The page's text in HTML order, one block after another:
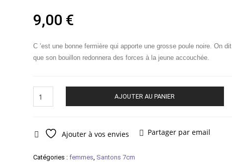
9,00 €
C ’est une bonne fermière qui apporte une grosse poule noire. On dit
que son bouillon redonnera des forces à la jeune accouchée.
de
la
poule
AJOUTER AU PANIER
Ajouter à vos envies Partager par email
Catégories : femmes, Santons 7cm